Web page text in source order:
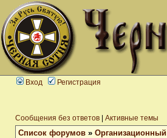
Вход Регистрация
Сообщения без ответов Активные темы
Список форумов »